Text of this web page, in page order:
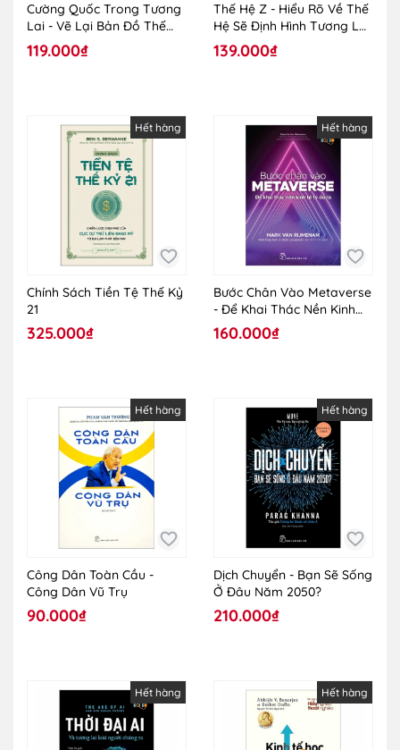
Cường Quốc Trong Tương
Lai - Vẽ Lại Bản Đồ Thế
Giới Năm 2030
119.000₫
Thế Hệ Z - Hiểu Rõ Về Thế
Hệ Sẽ Định Hình Tương Lai
Của Doanh Nghiệp
139.000₫
Hết hàng
Chính Sách Tiền Tệ Thế Kỷ
21
325.000₫
Hết hàng
Bước Chân Vào Metaverse
- Để Khai Thác Nền Kinh
Tế Tỷ Đô La
160.000₫
Hết hàng
Công Dân Toàn Cầu -
Công Dân Vũ Trụ
90.000₫
Hết hàng
Dịch Chuyển - Bạn Sẽ Sống
Ở Đâu Năm 2050?
210.000₫
Hết hàng Hết hàng